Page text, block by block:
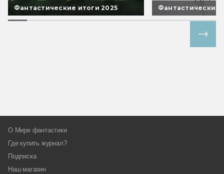
Фантастические итоги 2025 Фантастические
О Мире фантастики
Где купить журнал?
Подписка
Наш магазин